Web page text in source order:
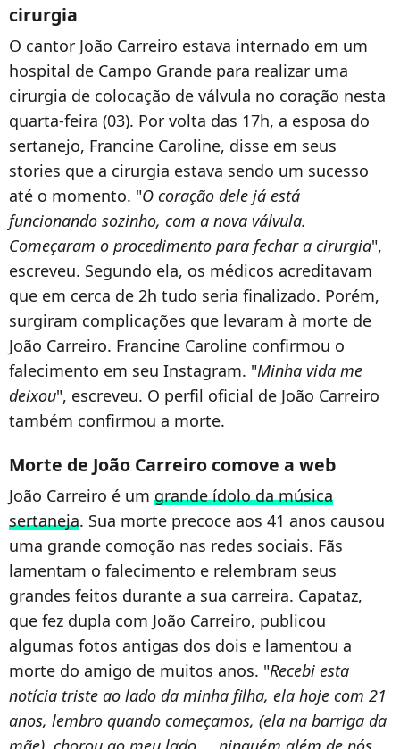
cirurgia
O cantor João Carreiro estava internado em um
hospital de Campo Grande para realizar uma
cirurgia de colocação de válvula no coração nesta
quarta-feira (03). Por volta das 17h, a esposa do
sertanejo, Francine Caroline, disse em seus
stories que a cirurgia estava sendo um sucesso
até o momento. "O coração dele já está
funcionando sozinho, com a nova válvula.
Começaram o procedimento para fechar a cirurgia",
escreveu. Segundo ela, os médicos acreditavam
que em cerca de 2h tudo seria finalizado. Porém,
surgiram complicações que levaram à morte de
João Carreiro. Francine Caroline confirmou o
falecimento em seu Instagram. "Minha vida me
deixou", escreveu. O perfil oficial de João Carreiro
também confirmou a morte.
Morte de João Carreiro comove a web
João Carreiro é um grande ídolo da música
sertaneja. Sua morte precoce aos 41 anos causou
uma grande comoção nas redes sociais. Fãs
lamentam o falecimento e relembram seus
grandes feitos durante a sua carreira. Capataz,
que fez dupla com João Carreiro, publicou
algumas fotos antigas dos dois e lamentou a
morte do amigo de muitos anos. "Recebi esta
notícia triste ao lado da minha filha, ela hoje com 21
anos, lembro quando começamos, (ela na barriga da